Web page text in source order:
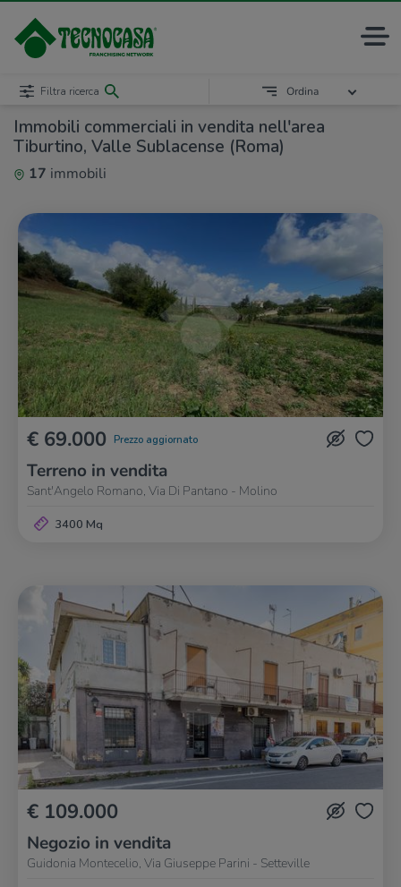
Immobili commerciali in vendita nell'area
Tiburtino, Valle Sublacense (Roma)
17 immobili
Filtra ricerca Ordina
€ 69.000 Prezzo aggiornato
Terreno in vendita
Sant'Angelo Romano, Via Di Pantano - Molino
3400 Mq
€ 109.000
Negozio in vendita
Guidonia Montecelio, Via Giuseppe Parini - Setteville